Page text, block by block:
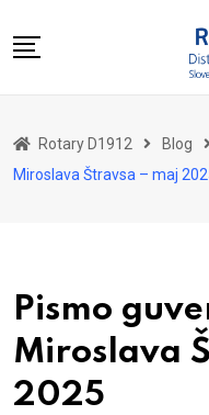
to
O nas
Kontakt
Rotary D1912 Blog
Miroslava Štravsa – maj
Pismo
Miroslava
2025